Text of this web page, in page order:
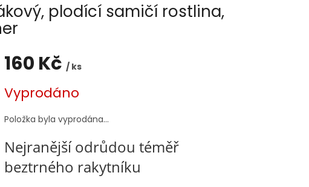
plodící samičí rostlina,
160 Kč / ks
cena:
Vyprodáno
Položka byla vyprodána…
Nejranější odrůdou téměř
beztrného rakytníku